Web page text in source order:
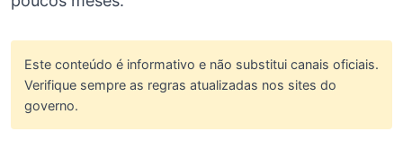
Este conteúdo é informativo e não substitui canais oficiais.
Verifique sempre as regras atualizadas nos sites do
governo.